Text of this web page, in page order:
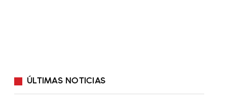
ÚLTIMAS NOTICIAS